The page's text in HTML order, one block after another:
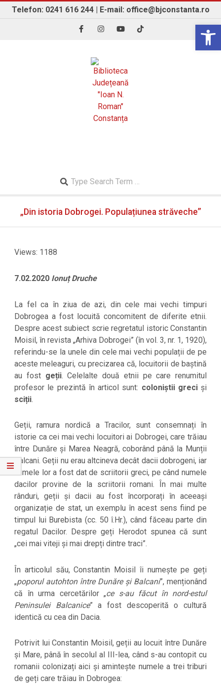
SkipTelefon: 0241 616 244 | E-mail: office@bjconstanta.ro
Search
Navigation„Din istoria Dobrogei. Populațiunea străveche”
Views: 1188
7.02.2020 Ionuț Druche
La fel ca în ziua de azi, din cele mai vechi timpuri
Dobrogea a fost locuită concomitent de diferite etnii.
Despre acest subiect scrie regretatul istoric Constantin
Moisil, în revista „Arhiva Dobrogei” (în vol. 3, nr. 1, 1920),
referindu-se la unele din cele mai vechi populații de pe
aceste meleaguri, cu precizarea că, locuitorii de baștină
au fost geții. Celelalte două etnii pe care renumitul
profesor le prezintă în articol sunt: coloniștii greciși
sciții.
Geții, ramura nordică a Tracilor, sunt consemnați în
istorie ca cei mai vechi locuitori ai Dobrogei, care trăiau
între Dunăre și Marea Neagră, coborând până la Munții
Balcani. Geții nu erau altcineva decât dacii dobrogeni, iar
numele lor a fost dat de scriitorii greci, pe când numele
dacilor provine de la scriitorii romani. În mai multe
rânduri, geții și dacii au fost încorporați în aceeași
organizație de stat, un exemplu în acest sens fiind pe
timpul lui Burebista (cc. 50 î.Hr.), când făceau parte din
regatul Dacilor. Despre geți Herodot spunea că sunt
„cei mai viteji și mai drepți dintre traci”.
În articolul său, Constantin Moisil îi numește pe geți
„poporul autohton între Dunăre și Balcani”, menționând
că în urma cercetărilor „ce s-au făcut în nord-estul
Peninsulei Balcanice” a fost descoperită o cultură
identică cu cea din Dacia.
Potrivit lui Constantin Moisil, geții au locuit între Dunăre
și Mare, până în secolul al III-lea, când s-au contopit cu
romanii colonizați aici și amintește numele a trei triburi
de geți care trăiau în Dobrogea: